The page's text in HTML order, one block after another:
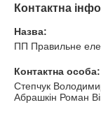
Контактна
Назва:
ПП Правильне
Контактна особа:
Степчук
Абрашкін Роман